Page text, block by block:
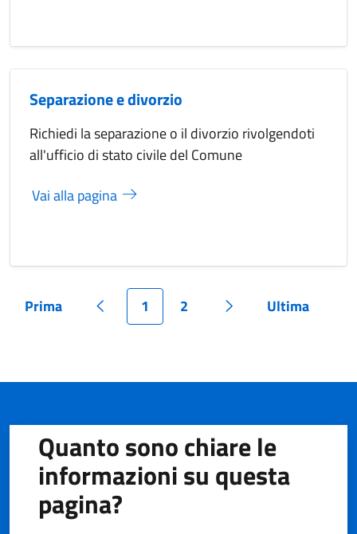
Separazione e divorzio
Richiedi la separazione o il divorzio rivolgendoti
all'ufficio di stato civile del Comune
Vai alla pagina
Pagina
Prima Pagina precedente
Pagina
1 Pagina
2 Pagina successiva
Pagina
Ultima
Quanto sono chiare le
informazioni su questa
pagina?